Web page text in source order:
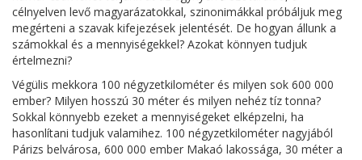
célnyelven levő magyarázatokkal, szinonimákkal próbáljuk meg
megérteni a szavak kifejezések jelentését. De hogyan állunk a
számokkal és a mennyiségekkel? Azokat könnyen tudjuk
értelmezni?
Végülis mekkora 100 négyzetkilométer és milyen sok 600 000
ember? Milyen hosszú 30 méter és milyen nehéz tíz tonna?
Sokkal könnyebb ezeket a mennyiségeket elképzelni, ha
hasonlítani tudjuk valamihez. 100 négyzetkilométer nagyjából
Párizs belvárosa, 600 000 ember Makaó lakossága, 30 méter a